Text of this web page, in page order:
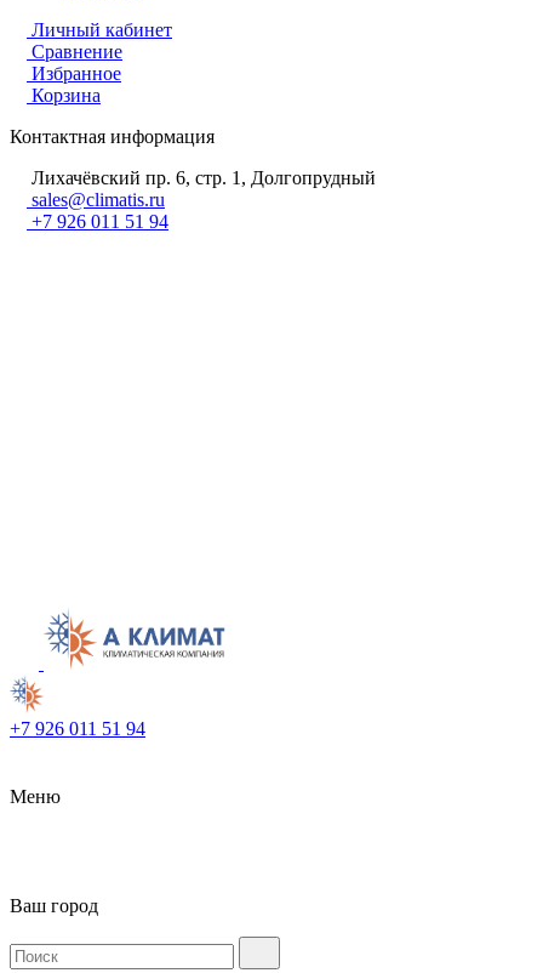
Личный кабинет
Сравнение
Избранное
Корзина
Контактная информация
Лихачёвский пр. 6, стр. 1, Долгопрудный
sales@climatis.ru
+7 926 011 51 94
+7 926 011 51 94
Меню
Ваш город